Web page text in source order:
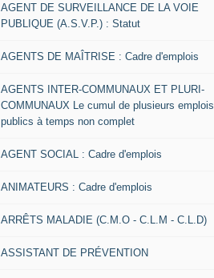
AGENT DE SURVEILLANCE DE LA VOIE
PUBLIQUE (A.S.V.P.) : Statut
AGENTS DE MAÎTRISE : Cadre d'emplois
AGENTS INTER-COMMUNAUX ET PLURI-
COMMUNAUX Le cumul de plusieurs emplois
publics à temps non complet
AGENT SOCIAL : Cadre d'emplois
ANIMATEURS : Cadre d'emplois
ARRÊTS MALADIE (C.M.O - C.L.M - C.L.D)
ASSISTANT DE PRÉVENTION